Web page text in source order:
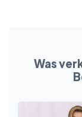
Was